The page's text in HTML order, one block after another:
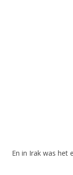
En in Irak was het